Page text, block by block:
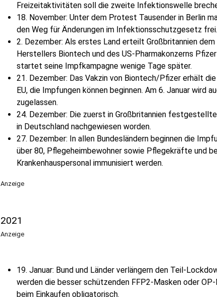
Freizeitaktivitäten soll die zweite Infektionswelle
18. November: Unter dem Protest Tausender in Berlin
den Weg für Änderungen im Infektionsschutzgesetz frei.
2. Dezember: Als erstes Land erteilt Großbritannien
Herstellers Biontech und des US-Pharmakonzerns
startet seine Impfkampagne wenige Tage später.
21. Dezember: Das Vakzin von Biontech/Pfizer erhält
EU, die Impfungen können beginnen. Am 6. Januar wird
zugelassen.
24. Dezember: Die zuerst in Großbritannien
in Deutschland nachgewiesen worden.
27. Dezember: In allen Bundesländern beginnen die
über 80, Pflegeheimbewohner sowie Pflegekräfte und
Krankenhauspersonal immunisiert werden.
Anzeige
2021
Anzeige
19. Januar: Bund und Länder verlängern den Teil-
werden die besser schützenden FFP2-Masken oder OP-
beim Einkaufen obligatorisch.